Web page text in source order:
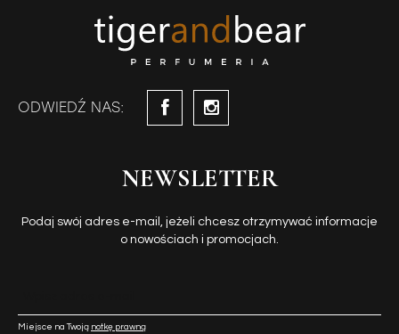
ODWIEDŹ NAS:
NEWSLETTER
Podaj swój adres e-mail, jeżeli chcesz otrzymywać informacje
o nowościach i promocjach.
Miejsce na Twoją notkę prawną